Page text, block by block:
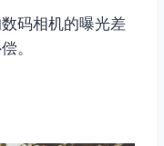
码相机的曝光差
。